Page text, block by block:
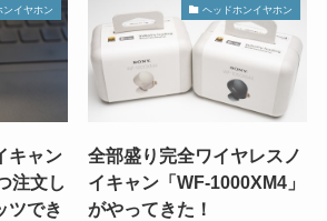
ンイヤホン
キャン
注文し
ツでき
ヘッドホンイヤホン
全部盛り完全ワイヤレスノ
イキャン「WF-1000XM4」
がやってきた！